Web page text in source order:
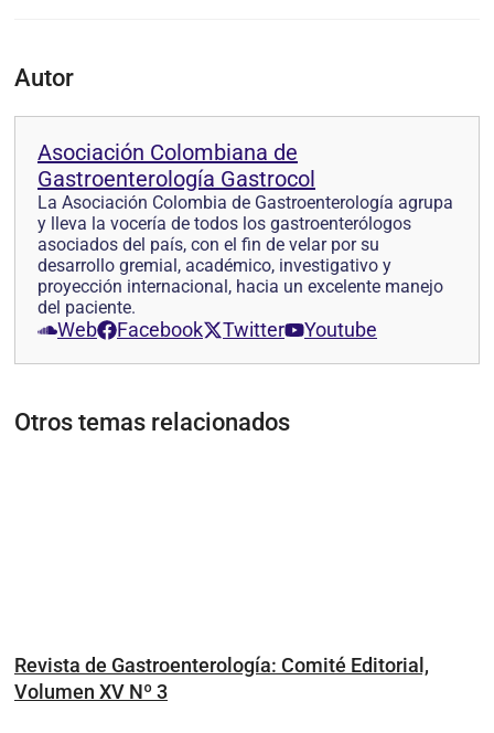
Autor
Asociación Colombiana de
Gastroenterología Gastrocol
La Asociación Colombia de Gastroenterología agrupa
y lleva la vocería de todos los gastroenterólogos
asociados del país, con el fin de velar por su
desarrollo gremial, académico, investigativo y
proyección internacional, hacia un excelente manejo
del paciente.
Web Facebook Twitter Youtube
Otros temas relacionados
Revista de Gastroenterología: Comité Editorial,
Volumen XV Nº 3